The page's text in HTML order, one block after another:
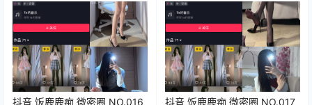
抖音 饭鹿鹿痴 微密圈 NO.016
抖音 饭鹿鹿痴 微密圈 NO.017